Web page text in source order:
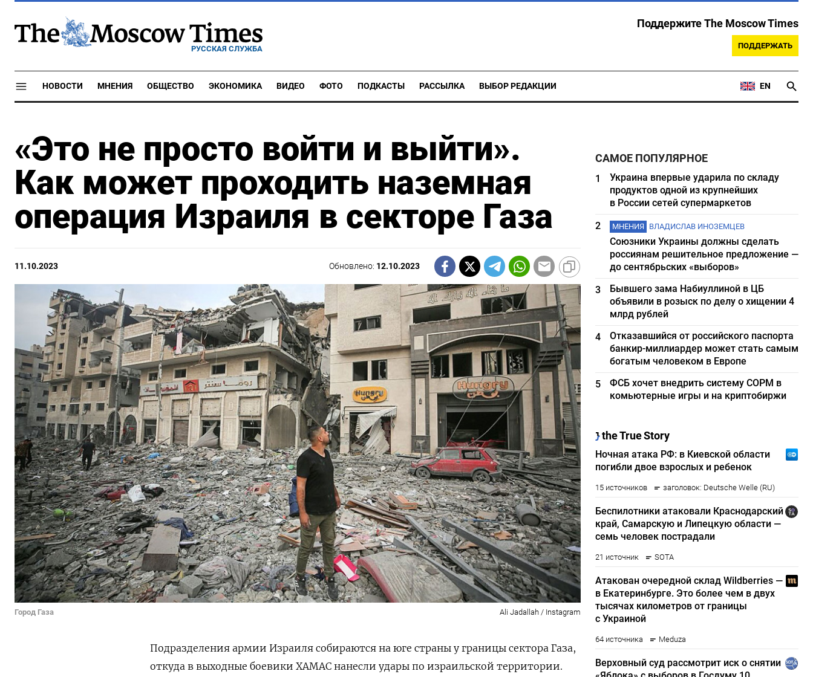
РУССКАЯ СЛУЖБА
Поддержите The Moscow Times
ПОДДЕРЖАТЬ
НОВОСТИ МНЕНИЯ ОБЩЕСТВО ЭКОНОМИКА ВИДЕО ФОТО ПОДКАСТЫ РАССЫЛКА ВЫБОР РЕДАКЦИИ EN
«Это не просто войти и выйти».
Как может проходить наземная
операция Израиля в секторе Газа
11.10.2023 Обновлено: 12.10.2023
Город Газа Ali Jadallah / Instagram
Подразделения армии Израиля собираются на юге страны у границы сектора Газа,
откуда в выходные боевики ХАМАС нанесли удары по израильской территории.
САМОЕ ПОПУЛЯРНОЕ
1
Украина впервые ударила по складу
продуктов одной из крупнейших
в России сетей супермаркетов
2
МНЕНИЯ ВЛАДИСЛАВ ИНОЗЕМЦЕВ
Союзники Украины должны сделать
россиянам решительное предложение —
до сентябрьских «выборов»
3
Бывшего зама Набиуллиной в ЦБ
объявили в розыск по делу о хищении 4
млрд рублей
4
Отказавшийся от российского паспорта
банкир-миллиардер может стать самым
богатым человеком в Европе
5
ФСБ хочет внедрить систему СОРМ в
комьютерные игры и на криптобиржи